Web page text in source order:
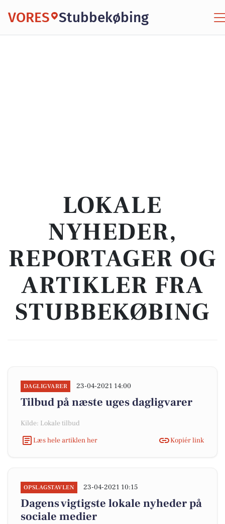
VORES Stubbekøbing
LOKALE
NYHEDER,
REPORTAGER OG
ARTIKLER FRA
STUBBEKØBING
DAGLIGVARER 23-04-2021 14:00
Tilbud på næste uges dagligvarer
Kilde: Lokale tilbud
Læs hele artiklen her
Kopiér link
OPSLAGSTAVLEN 23-04-2021 10:15
Dagens vigtigste lokale nyheder på
sociale medier